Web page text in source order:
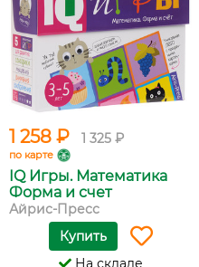
1 258 ₽ 1 325 ₽
по карте
IQ Игры. Математика
Форма и счет
Айрис-Пресс
Купить
На складе